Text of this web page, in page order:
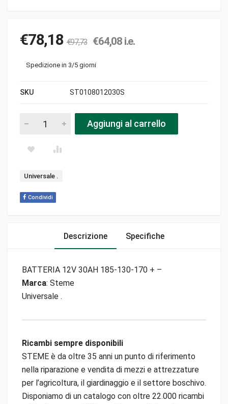
€78,18 €97,73 €64,08 i.e.
Spedizione in 3/5 giorni
SKU ST0108012030S
Batteria 12v 30ah 185-130-170 + - pezzi
Aggiungi al carrello
Tag:
Universale .
Condividi
Descrizione Specifiche
BATTERIA 12V 30AH 185-130-170 + –
Marca: Steme
Universale .
Ricambi sempre disponibili
STEME è da oltre 35 anni un punto di riferimento
nella riparazione e vendita di mezzi e attrezzature
per l’agricoltura, il giardinaggio e il settore boschivo.
Disponiamo di un catalogo con oltre 22.000 ricambi